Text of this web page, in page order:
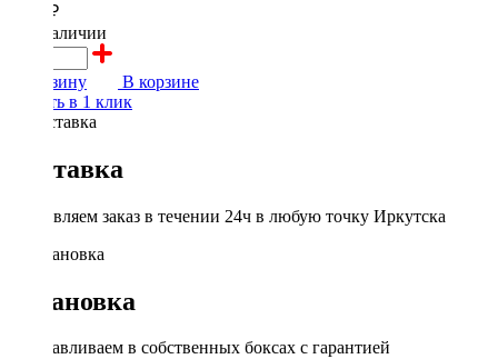
5500 ₽
в наличии
В корзину
В корзине
Купить в 1 клик
Доставка
Доставляем заказ в течении 24ч в любую точку Иркутска
Установка
Устанавливаем в собственных боксах с гарантией